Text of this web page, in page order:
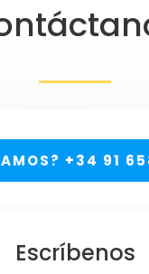
+34 91
Escríbenos